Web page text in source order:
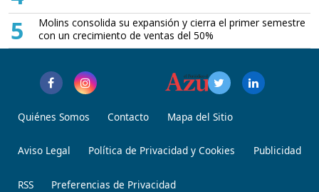
5
Molins consolida su expansión y cierra el primer semestre
con un crecimiento de ventas del 50%
Quiénes Somos Contacto Mapa del Sitio
Aviso Legal Política de Privacidad y Cookies Publicidad
RSS Preferencias de Privacidad